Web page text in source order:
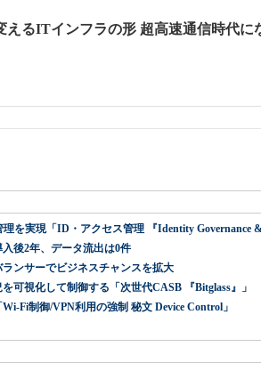
を実現「ID・アクセス管理 『Identity Governance
後2年、データ流出は0件
ンサーでビジネスチャンスを拡大
可視化して制御する「次世代CASB 『Bitglass』」
Fi制御/VPN利用の強制 秘文 Device Control」